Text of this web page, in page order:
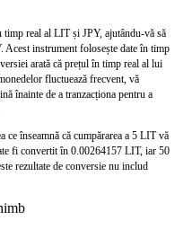
real al LIT și JPY, ajutându-vă să
instrument folosește date în timp
arată că prețul în timp real al lui
fluctuează frecvent, vă
înainte de a tranzacționa pentru a
ce înseamnă că cumpărarea a 5 LIT vă
fi convertit în 0.00264157 LIT, iar 50
rezultate de conversie nu includ